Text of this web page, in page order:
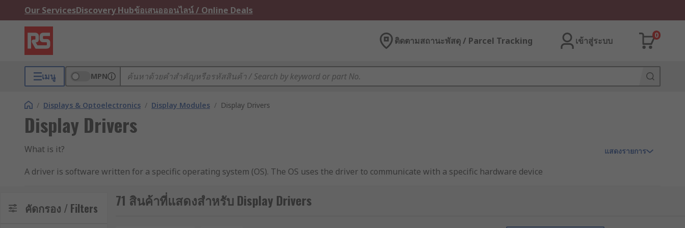
Our ServicesDiscovery Hubข้อเสนอออนไลน์ / Online Deals
ติดตามสถานะพัสดุ / Parcel Tracking เข้าสู่ระบบ
0
เมนู MPN
/ Displays & Optoelectronics / Display Modules / Display Drivers
Display Drivers
What is it?
A driver is software written for a specific operating system (OS). The OS uses the driver to communicate with a specific hardware device
• Printers
แสดงรายการ
คัดกรอง / Filters 71 สินค้าที่แสดงสำหรับ Display Drivers